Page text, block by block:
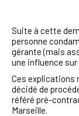
Suite à cette
personne
gérante (mais
une influence sur
Ces explications
décidé de
référé pré-
Marseille.